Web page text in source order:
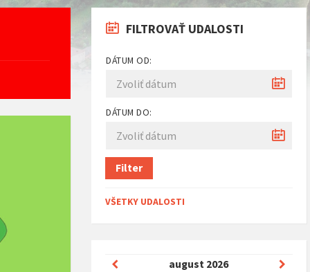
FILTROVAŤ UDALOSTI
DÁTUM OD:
DÁTUM DO:
Filter
VŠETKY UDALOSTI
august 2026
Predchádzajúci